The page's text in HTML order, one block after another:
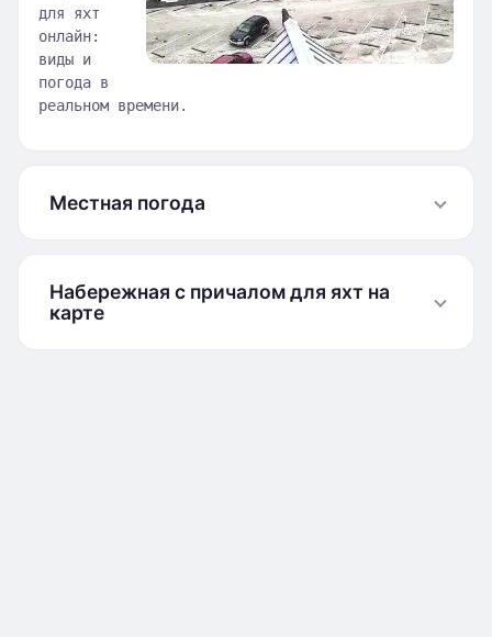
для яхт
онлайн:
виды и
погода в
реальном времени.
Местная погода
Набережная с причалом для яхт на
карте